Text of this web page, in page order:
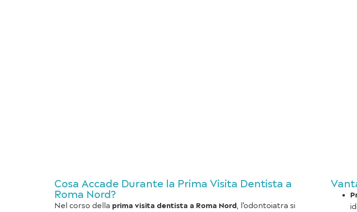
Cosa Accade Durante la Prima Visita Dentista a
Roma Nord?
Nel corso della prima visita dentista a Roma Nord, l’odontoiatra si